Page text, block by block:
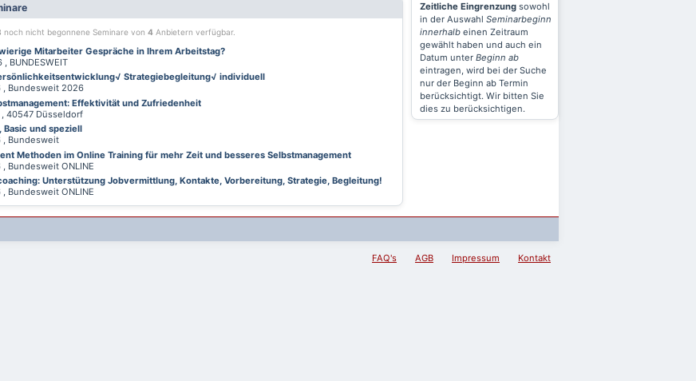
Zeitliche Eingrenzung sowohl
in der Auswahl Seminarbeginn
innerhalb einen Zeitraum
gewählt haben und auch ein
Datum unter Beginn ab
eintragen, wird bei der Suche
nur der Beginn ab Termin
berücksichtigt. Wir bitten Sie
dies zu berücksichtigen.
noch nicht begonnene Seminare von 4 Anbietern verfügbar.
Mitarbeiter Gespräche in Ihrem Arbeitstag?
BUNDESWEIT
Strategiebegleitung√ individuell
Bundesweit 2026
Effektivität und Zufriedenheit
40547 Düsseldorf
Basic und speziell
Bundesweit
Methoden im Online Training für mehr Zeit und besseres Selbstmanagement
Bundesweit ONLINE
Unterstützung Jobvermittlung, Kontakte, Vorbereitung, Strategie, Begleitung!
Bundesweit ONLINE
FAQ's AGB Impressum Kontakt